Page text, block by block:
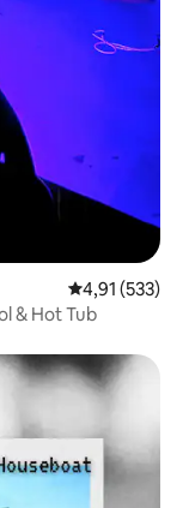
Gemiddelde
4,91 (533)
& Hot Tub